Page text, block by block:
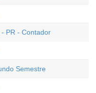
PR - Contador
Semestre